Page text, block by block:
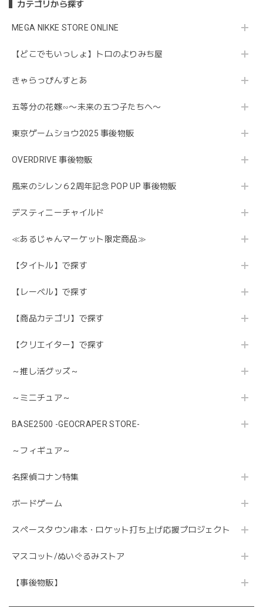
カテゴリから探す
MEGA NIKKE STORE ONLINE
【どこでもいっしょ】トロのよりみち屋
きゃらっぴんすとあ
五等分の花嫁∽〜未来の五つ子たちへ〜
東京ゲームショウ2025 事後物販
OVERDRIVE 事後物販
風来のシレン６2周年記念 POP UP 事後物販
デスティニーチャイルド
≪あるじゃんマーケット限定商品≫
【タイトル】で探す
【レーベル】で探す
【商品カテゴリ】で探す
【クリエイター】で探す
～推し活グッズ～
～ミニチュア～
BASE2500 -GEOCRAPER STORE-
～フィギュア～
名探偵コナン特集
ボードゲーム
スペースタウン串本・ロケット打ち上げ応援プロジェクト
マスコット/ぬいぐるみストア
【事後物販】